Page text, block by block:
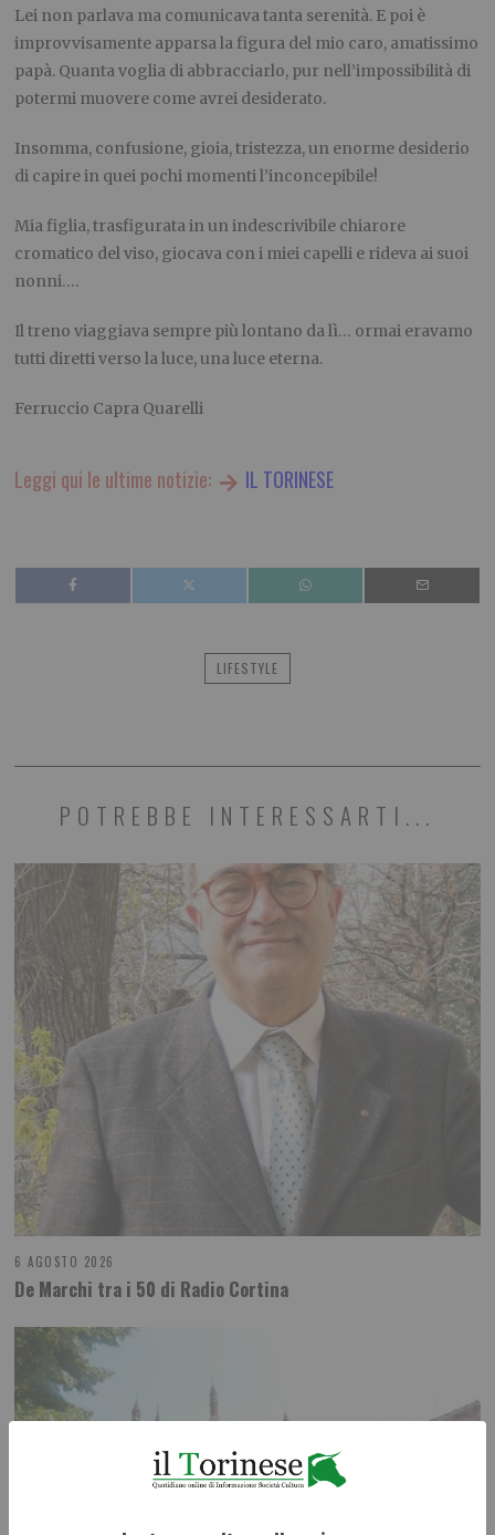
Lei non parlava ma comunicava tanta serenità. E poi è
improvvisamente apparsa la figura del mio caro, amatissimo
papà. Quanta voglia di abbracciarlo, pur nell’impossibilità di
potermi muovere come avrei desiderato.
Insomma, confusione, gioia, tristezza, un enorme desiderio
di capire in quei pochi momenti l’inconcepibile!
Mia figlia, trasfigurata in un indescrivibile chiarore
cromatico del viso, giocava con i miei capelli e rideva ai suoi
nonni….
Il treno viaggiava sempre più lontano da lì… ormai eravamo
tutti diretti verso la luce, una luce eterna.
Ferruccio Capra Quarelli
Leggi qui le ultime notizie: IL TORINESE
LIFESTYLE
POTREBBE INTERESSARTI...
6 AGOSTO 2026
De Marchi tra i 50 di Radio Cortina